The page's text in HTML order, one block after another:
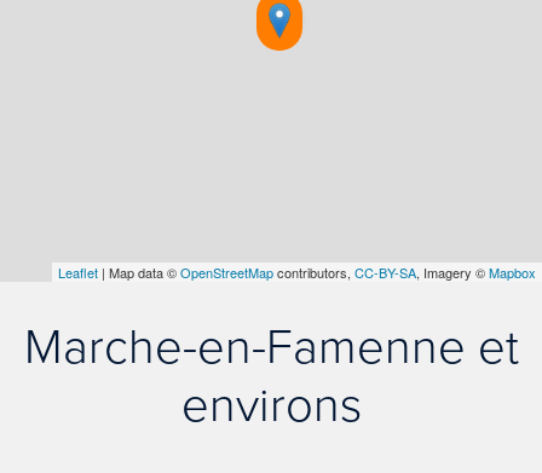
Leaflet | Map data ©OpenStreetMapcontributors, CC-BY-SA, Imagery ©Mapbox
Marche-en-Famenne et
environs